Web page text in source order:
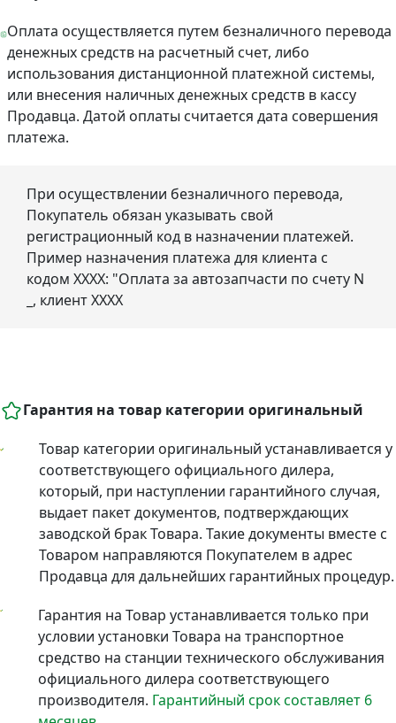
Оплата осуществляется путем безналичного перевода
денежных средств на расчетный счет, либо
использования дистанционной платежной системы,
или внесения наличных денежных средств в кассу
Продавца. Датой оплаты считается дата совершения
платежа.
При осуществлении безналичного перевода,
Покупатель обязан указывать свой
регистрационный код в назначении платежей.
Пример назначения платежа для клиента с
кодом ХХХХ: "Оплата за автозапчасти по счету N
_, клиент ХХХХ
Гарантия на товар категории оригинальный
Товар категории оригинальный устанавливается у
соответствующего официального дилера,
который, при наступлении гарантийного случая,
выдает пакет документов, подтверждающих
заводской брак Товара. Такие документы вместе с
Товаром направляются Покупателем в адрес
Продавца для дальнейших гарантийных процедур.
Гарантия на Товар устанавливается только при
условии установки Товара на транспортное
средство на станции технического обслуживания
официального дилера соответствующего
производителя. Гарантийный срок составляет 6